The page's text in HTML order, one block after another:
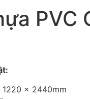
PVC
1220 x 2440mm